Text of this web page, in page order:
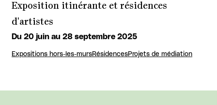
Exposition itinérante et résidences
d'artistes
Du 20 juin au 28 septembre 2025
Expositions hors-les-mursRésidencesProjets de médiation